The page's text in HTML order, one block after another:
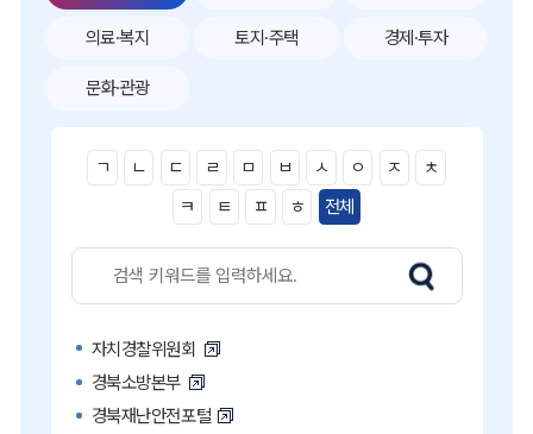
ㄱ ㄴ ㄷ ㄹ ㅁ ㅂ ㅅ ㅇ ㅈ
ㅊ
ㅋ
ㅌ ㅍ ㅎ 전체
자치경찰위원회
경북소방본부
경북재난안전포털
의료·복지 토지·주택 경제·투자
문화·관광